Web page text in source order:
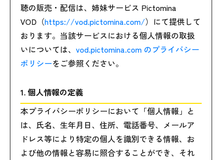
聴の販売・配信は、姉妹サービス Pictomina
VOD（https://vod.pictomina.com/）にて提供して
おります。当該サービスにおける個人情報の取扱
いについては、 vod.pictomina.com のプライバシー
ポリシーをご参照ください。
1. 個人情報の定義
本プライバシーポリシーにおいて「個人情報」と
は、氏名、生年月日、住所、電話番号、メールア
ドレス等により特定の個人を識別できる情報、お
よび他の情報と容易に照合することができ、それ